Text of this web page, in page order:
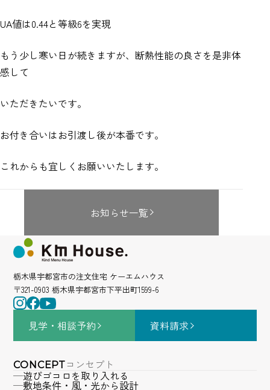
UA値は0.44と等級6を実現
もう少し寒い日が続きますが、断熱性能の良さを是非体
感して
いただきたいです。
お付き合いはお引渡し後が本番です。
これからも宜しくお願いいたします。
お知らせ一覧
栃木県宇都宮市の注文住宅 ケーエムハウス
〒321-0903 栃木県宇都宮市下平出町1599-6
見学・相談予約 資料請求
CONCEPTコンセプト
遊びゴコロを取り入れる
敷地条件・風・光から設計